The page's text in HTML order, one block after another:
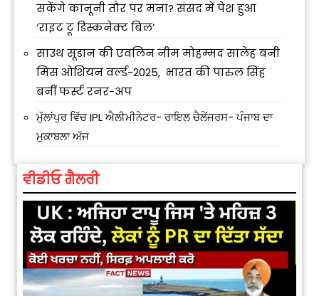
सकेंगे कानूनी तौर पर मना? संसद में पेश हुआ
‘राइट टू डिस्कनेक्ट बिल’
साउथ सूडान की एवलिन नीम मोहम्मद सालेह बनी
मिस ओशियन वर्ल्ड-2025, भारत की पारुल सिंह
बनीं फर्स्ट रनर-अप
ਮੁੱਲਾਂਪੁਰ ਵਿੱਚ IPL ਐਲੀਮੀਨੇਟਰ- ਰਾਇਲ ਚੈਲੇਂਜਰਸ- ਪੰਜਾਬ ਦਾ
ਮੁਕਾਬਲਾ ਅੱਜ
ਵੀਡੀਓ ਗੈਲਰੀ